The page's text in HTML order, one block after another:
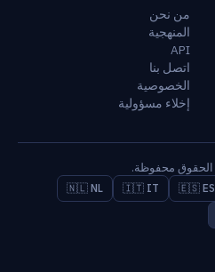
من نحن
المنهجية
API
اتصل بنا
الخصوصية
إخلاء مسؤولية
🇪🇸 ES
🇮🇹 IT
🇳🇱 NL